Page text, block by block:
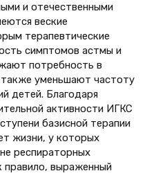
и отечественными
веские
терапевтические
симптомов астмы и
потребность в
уменьшают частоту
детей. Благодаря
активности ИГКС
базисной терапии
жизни, у которых
респираторных
правило, выраженный